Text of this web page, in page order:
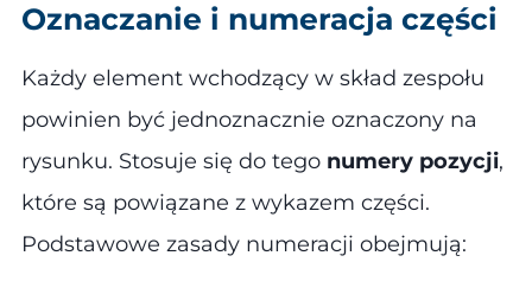
Oznaczanie i numeracja części
Każdy element wchodzący w skład zespołu
powinien być jednoznacznie oznaczony na
rysunku. Stosuje się do tego numery pozycji,
które są powiązane z wykazem części.
Podstawowe zasady numeracji obejmują​: